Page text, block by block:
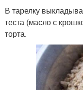
В тарелку
теста (масло с
торта.